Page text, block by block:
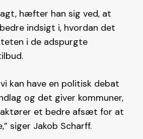
hæfter han sig ved, at
indsigt i, hvordan det
i de adspurgte
kan have en politisk debat
og det giver kommuner,
aktører et bedre afsæt for at
siger Jakob Scharff.